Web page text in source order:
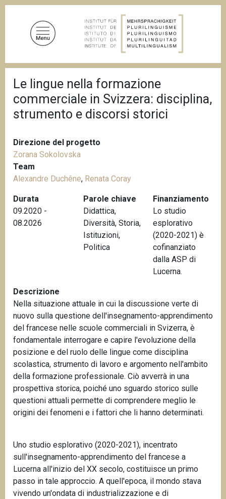
r
i
c
o
d
i
p
a
n
Le lingue nella formazione
commerciale in Svizzera: disciplina,
strumento e discorsi storici
Direzione del progetto
Zorana Sokolovska
Team
Alexandre Duchêne, Renata Coray
Durata
09.2020 -
08.2026
Parole chiave
Didattica,
Diversità, Storia,
Istituzioni,
Politica
Finanziamento
Lo studio
esplorativo
(2020-2021) è
cofinanziato
dalla ASP di
Lucerna.
Descrizione
Nella situazione attuale in cui la discussione verte di
nuovo sulla questione dell'insegnamento-apprendimento
del francese nelle scuole commerciali in Svizerra, è
fondamentale interrogare e capire l'evoluzione della
posizione e del ruolo delle lingue come disciplina
scolastica, strumento di lavoro e argomento nell'ambito
della formazione professionale. Ciò avverrà in una
prospettiva storica, poiché uno sguardo storico sulle
questioni attuali permette di comprendere meglio le
origini dei fenomeni e i fattori che li hanno determinati.
Uno studio esplorativo (2020-2021), incentrato
sull'insegnamento-apprendimento del francese a
Lucerna all'inizio del XX secolo, costituisce un primo
passo in tale approccio. A quell'epoca, il mondo stava
vivendo un'ondata di industrializzazione e di